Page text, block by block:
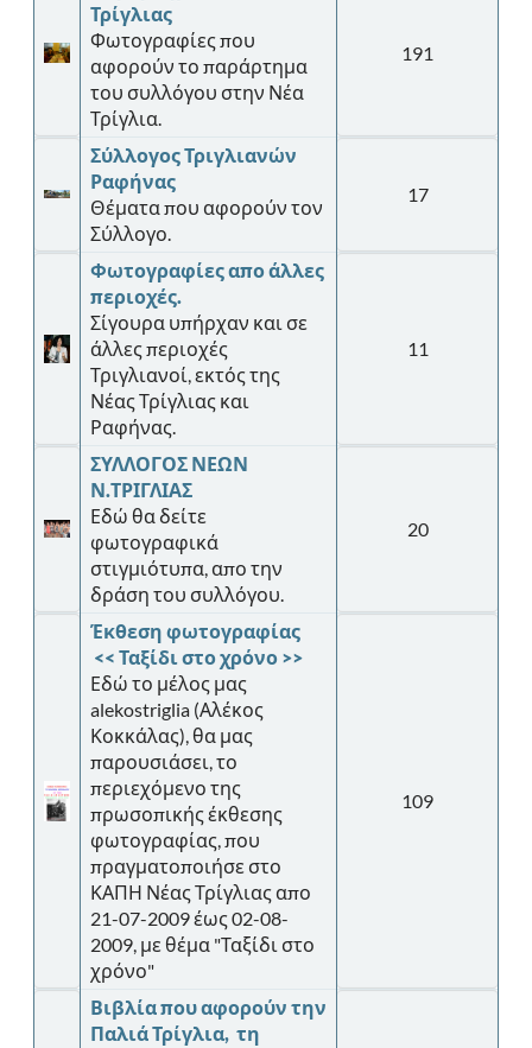
Τρίγλιας
Φωτογραφίες που
αφορούν το παράρτημα
του συλλόγου στην Νέα
Τρίγλια.
191
Σύλλογος Τριγλιανών
Ραφήνας
Θέματα που αφορούν τον
Σύλλογο.
17
Φωτογραφίες απο άλλες
περιοχές.
Σίγουρα υπήρχαν και σε
άλλες περιοχές
Τριγλιανοί, εκτός της
Νέας Τρίγλιας και
Ραφήνας.
11
ΣΥΛΛΟΓΟΣ ΝΕΩΝ
Ν.ΤΡΙΓΛΙΑΣ
Εδώ θα δείτε
φωτογραφικά
στιγμιότυπα, απο την
δράση του συλλόγου.
20
Έκθεση φωτογραφίας
<< Ταξίδι στο χρόνο >>
Εδώ το μέλος μας
alekostriglia (Αλέκος
Κοκκάλας), θα μας
παρουσιάσει, το
περιεχόμενο της
πρωσοπικής έκθεσης
φωτογραφίας, που
πραγματοποιήσε στο
ΚΑΠΗ Νέας Τρίγλιας απο
21-07-2009 έως 02-08-
2009, με θέμα "Ταξίδι στο
χρόνο"
109
Βιβλία που αφορούν την
Παλιά Τρίγλια, τη